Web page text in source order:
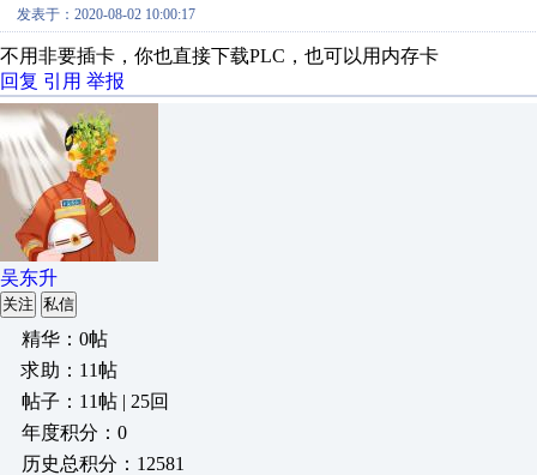
发表于：2020-08-02 10:00:17
不用非要插卡，你也直接下载PLC，也可以用内存卡
回复 引用 举报
吴东升
关注 私信
精华：0帖
求助：11帖
帖子：11帖 | 25回
年度积分：0
历史总积分：12581